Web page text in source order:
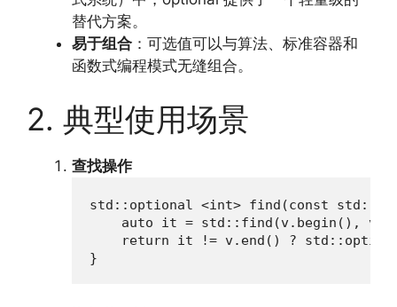
替代方案。
易于组合 ：可选值可以与算法、标准容器和
函数式编程模式无缝组合。
2. 典型使用场景
查找操作
std::optional <int> find(const
auto it = std::find(v.begin(),
return it != v.end() ?
}